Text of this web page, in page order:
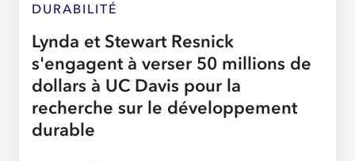
DURABILITÉ
Lynda et Stewart Resnick
s'engagent à verser 50 millions de
dollars à UC Davis pour la
recherche sur le développement
durable